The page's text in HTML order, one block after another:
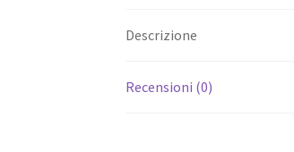
Descrizione
Recensioni (0)